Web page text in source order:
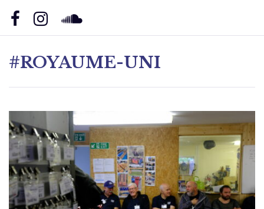
#ROYAUME-UNI